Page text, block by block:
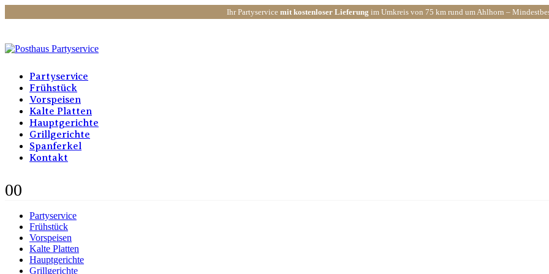
Ihr Partyservice mit kostenloser Lieferung im Umkreis von 75 km rund um Ahlhorn –
Partyservice
Frühstück
Vorspeisen
Kalte Platten
Hauptgerichte
Grillgerichte
Spanferkel
Kontakt
00
Partyservice
Frühstück
Vorspeisen
Kalte Platten
Hauptgerichte
Grillgerichte